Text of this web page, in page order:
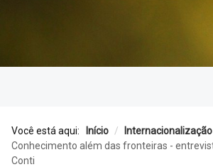
Você está aqui: Início / Internacionalização
Conhecimento além das fronteiras -
Conti